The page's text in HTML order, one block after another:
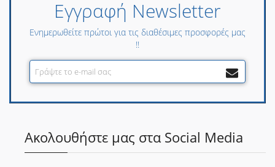
Εγγραφή Newsletter
Ενημερωθείτε πρώτοι για τις διαθέσιμες προσφορές μας
!!
Ακολουθήστε μας στα Social Media